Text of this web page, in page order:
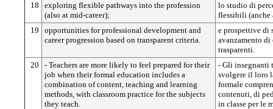
18
exploring flexible pathways into the profession
(also at mid-career);
lo studio di
flessibili (anche
19
opportunities for professional development and
career progression based on transparent criteria.
e prospettive di
avanzamento di
trasparenti.
20
- Teachers are more likely to feel prepared for their
job when their formal education includes a
combination of content, teaching and learning
methods, with classroom practice for the subjects
they teach.
- Gli insegnanti
svolgere il loro
formale
contenuti, di
in classe per le